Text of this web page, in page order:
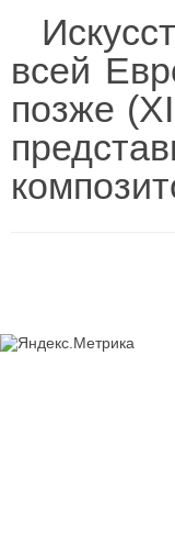
всей
позже